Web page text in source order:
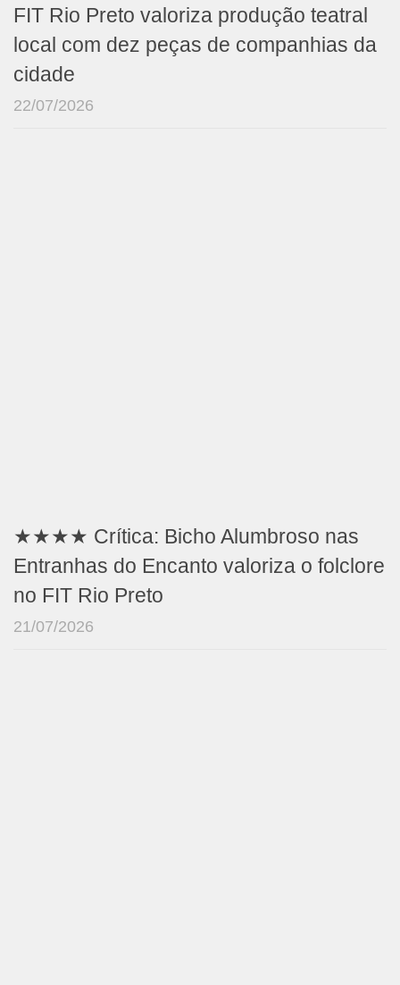
FIT Rio Preto valoriza produção teatral
local com dez peças de companhias da
cidade
22/07/2026
★★★★ Crítica: Bicho Alumbroso nas
Entranhas do Encanto valoriza o folclore
no FIT Rio Preto
21/07/2026